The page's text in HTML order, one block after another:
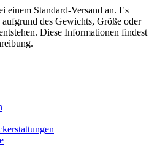
einem Standard-Versand an. Es
des Gewichts, Größe oder
Diese Informationen findest